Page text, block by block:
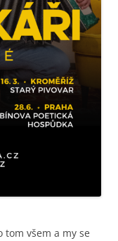
všem a my se